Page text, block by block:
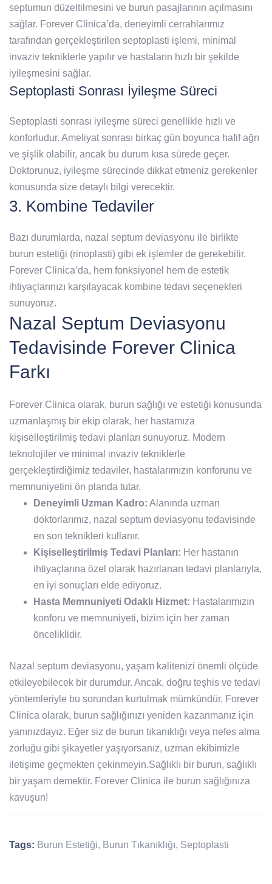
septumun düzeltilmesini ve burun pasajlarının açılmasını
sağlar. Forever Clinica’da, deneyimli cerrahlarımız
tarafından gerçekleştirilen septoplasti işlemi, minimal
invaziv tekniklerle yapılır ve hastaların hızlı bir şekilde
iyileşmesini sağlar.
Septoplasti Sonrası İyileşme Süreci
Septoplasti sonrası iyileşme süreci genellikle hızlı ve
konforludur. Ameliyat sonrası birkaç gün boyunca hafif ağrı
ve şişlik olabilir, ancak bu durum kısa sürede geçer.
Doktorunuz, iyileşme sürecinde dikkat etmeniz gerekenler
konusunda size detaylı bilgi verecektir.
3. Kombine Tedaviler
Bazı durumlarda, nazal septum deviasyonu ile birlikte
burun estetiği (rinoplasti) gibi ek işlemler de gerekebilir.
Forever Clinica’da, hem fonksiyonel hem de estetik
ihtiyaçlarınızı karşılayacak kombine tedavi seçenekleri
sunuyoruz.
Nazal Septum Deviasyonu
Tedavisinde Forever Clinica
Farkı
Forever Clinica olarak, burun sağlığı ve estetiği konusunda
uzmanlaşmış bir ekip olarak, her hastamıza
kişiselleştirilmiş tedavi planları sunuyoruz. Modern
teknolojiler ve minimal invaziv tekniklerle
gerçekleştirdiğimiz tedaviler, hastalarımızın konforunu ve
memnuniyetini ön planda tutar.
Deneyimli Uzman Kadro: Alanında uzman
doktorlarımız, nazal septum deviasyonu tedavisinde
en son teknikleri kullanır.
Kişiselleştirilmiş Tedavi Planları: Her hastanın
ihtiyaçlarına özel olarak hazırlanan tedavi planlarıyla,
en iyi sonuçları elde ediyoruz.
Hasta Memnuniyeti Odaklı Hizmet: Hastalarımızın
konforu ve memnuniyeti, bizim için her zaman
önceliklidir.
Nazal septum deviasyonu, yaşam kalitenizi önemli ölçüde
etkileyebilecek bir durumdur. Ancak, doğru teşhis ve tedavi
yöntemleriyle bu sorundan kurtulmak mümkündür. Forever
Clinica olarak, burun sağlığınızı yeniden kazanmanız için
yanınızdayız. Eğer siz de burun tıkanıklığı veya nefes alma
zorluğu gibi şikayetler yaşıyorsanız, uzman ekibimizle
iletişime geçmekten çekinmeyin.Sağlıklı bir burun, sağlıklı
bir yaşam demektir. Forever Clinica ile burun sağlığınıza
kavuşun!
Tags: Burun Estetiği, Burun Tıkanıklığı, Septoplasti